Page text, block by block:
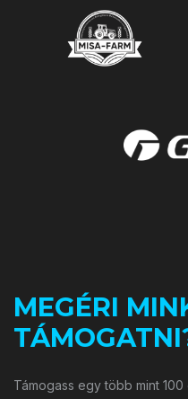
MEGÉRI
Támogass egy több mint